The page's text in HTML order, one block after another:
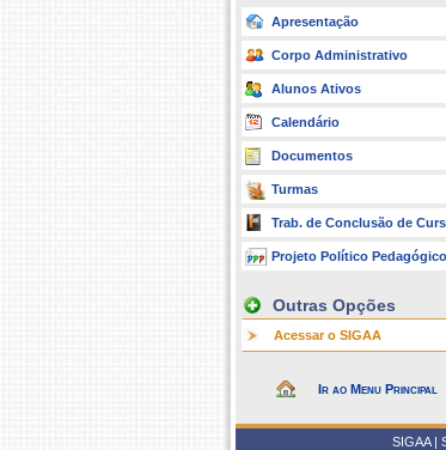
Apresentação
Corpo Administrativo
Alunos Ativos
Calendário
Documentos
Turmas
Trab. de Conclusão de
Projeto Político Pedagógico
Outras Opções
Acessar o SIGAA
Ir ao Menu Principal
SIGAA |